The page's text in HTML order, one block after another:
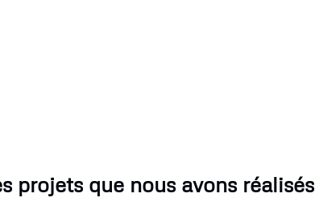
projets que nous avons réalisés